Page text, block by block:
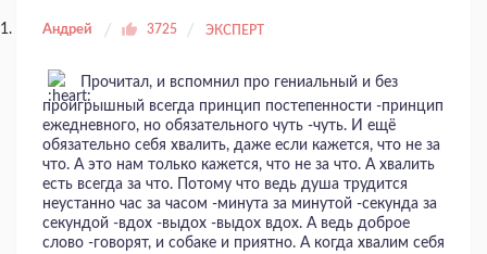
Андрей 3725 ЭКСПЕРТ
Прочитал, и вспомнил про гениальный и без
проигрышный всегда принцип постепенности -принцип
ежедневного, но обязательного чуть -чуть. И ещё
обязательно себя хвалить, даже если кажется, что не за
что. А это нам только кажется, что не за что. А хвалить
есть всегда за что. Потому что ведь душа трудится
неустанно час за часом -минута за минутой -секунда за
секундой -вдох -выдох -выдох вдох. А ведь доброе
слово -говорят, и собаке и приятно. А когда хвалим себя